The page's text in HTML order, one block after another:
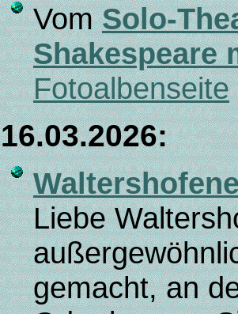
VomSolo-
Shakespeare
Fotoalbenseite
16.03.2026:
Liebe
gemacht, an